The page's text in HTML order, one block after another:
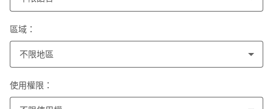
區域：
不限地區
使用權限：